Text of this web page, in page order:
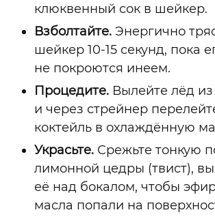
клюквенный сок в шейкер.
Взболтайте. Энергично
шейкер 10-15 секунд, пока
не покроются инеем.
Процедите. Вылейте лёд из
и через стрейнер
коктейль в охлаждённую
Украсьте.Срежьте тонкую
лимонной цедры (твист),
её над бокалом, чтобы
масла попали на